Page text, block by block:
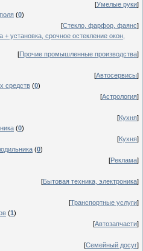
[Умелые руки]
(0)
[Стекло, фарфор, фаянс]
установка, срочное остекление окон,
[Прочие промышленные производства]
[Автосервисы]
средств (0)
[Астрология]
[Кухня]
(0)
[Кухня]
(0)
[Реклама]
[Бытовая техника, электроника]
[Транспортные услуги]
(1)
[Автозапчасти]
[Семейный досуг]